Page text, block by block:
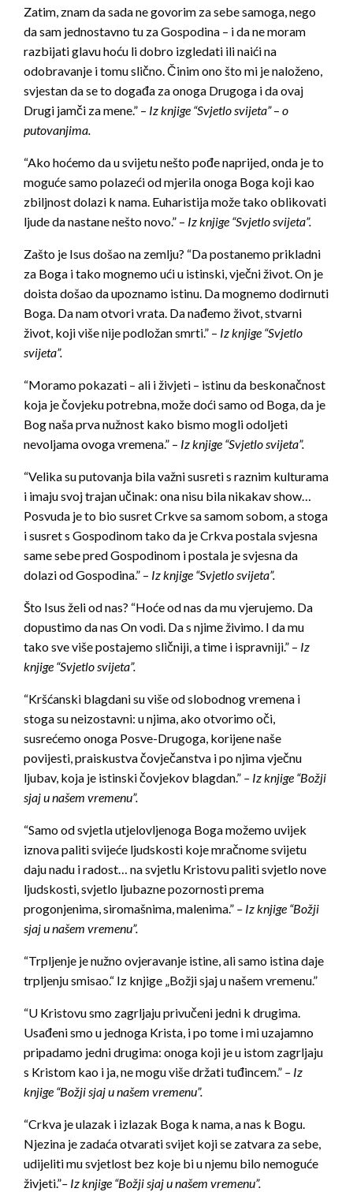
Zatim, znam da sada ne govorim za sebe samoga, nego
da sam jednostavno tu za Gospodina – i da ne moram
razbijati glavu hoću li dobro izgledati ili naići na
odobravanje i tomu slično. Činim ono što mi je naloženo,
svjestan da se to događa za onoga Drugoga i da ovaj
Drugi jamči za mene.” – Iz knjige “Svjetlo svijeta”– o
putovanjima.
“Ako hoćemo da u svijetu nešto pođe naprijed, onda je to
moguće samo polazeći od mjerila onoga Boga koji kao
zbiljnost dolazi k nama. Euharistija može tako oblikovati
ljude da nastane nešto novo.” – Iz knjige “Svjetlo svijeta”.
Zašto je Isus došao na zemlju? “Da postanemo prikladni
za Boga i tako mognemo ući u istinski, vječni život. On je
doista došao da upoznamo istinu. Da mognemo dodirnuti
Boga. Da nam otvori vrata. Da nađemo život, stvarni
život, koji više nije podložan smrti.” – Iz knjige “Svjetlo
svijeta”.
“Moramo pokazati – ali i živjeti – istinu da beskonačnost
koja je čovjeku potrebna, može doći samo od Boga, da je
Bog naša prva nužnost kako bismo mogli odoljeti
nevoljama ovoga vremena.” – Iz knjige “Svjetlo svijeta”.
“Velika su putovanja bila važni susreti s raznim kulturama
i imaju svoj trajan učinak: ona nisu bila nikakav show…
Posvuda je to bio susret Crkve sa samom sobom, a stoga
i susret s Gospodinom tako da je Crkva postala svjesna
same sebe pred Gospodinom i postala je svjesna da
dolazi od Gospodina.” – Iz knjige “Svjetlo svijeta”.
Što Isus želi od nas? “Hoće od nas da mu vjerujemo. Da
dopustimo da nas On vodi. Da s njime živimo. I da mu
tako sve više postajemo sličniji, a time i ispravniji.” – Iz
knjige “Svjetlo svijeta”.
“Kršćanski blagdani su više od slobodnog vremena i
stoga su neizostavni: u njima, ako otvorimo oči,
susrećemo onoga Posve-Drugoga, korijene naše
povijesti, praiskustva čovječanstva i po njima vječnu
ljubav, koja je istinski čovjekov blagdan.” – Iz knjige “Božji
sjaj u našem vremenu”.
“Samo od svjetla utjelovljenoga Boga možemo uvijek
iznova paliti svijeće ljudskosti koje mračnome svijetu
daju nadu i radost… na svjetlu Kristovu paliti svjetlo nove
ljudskosti, svjetlo ljubazne pozornosti prema
progonjenima, siromašnima, malenima.” – Iz knjige “Božji
sjaj u našem vremenu”.
“Trpljenje je nužno ovjeravanje istine, ali samo istina daje
trpljenju smisao.“ Iz knjige „Božji sjaj u našem vremenu.”
“U Kristovu smo zagrljaju privučeni jedni k drugima.
Usađeni smo u jednoga Krista, i po tome i mi uzajamno
pripadamo jedni drugima: onoga koji je u istom zagrljaju
s Kristom kao i ja, ne mogu više držati tuđincem.” – Iz
knjige “Božji sjaj u našem vremenu”.
“Crkva je ulazak i izlazak Boga k nama, a nas k Bogu.
Njezina je zadaća otvarati svijet koji se zatvara za sebe,
udijeliti mu svjetlost bez koje bi u njemu bilo nemoguće
živjeti.”– Iz knjige “Božji sjaj u našem vremenu”.